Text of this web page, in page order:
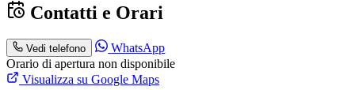
Contatti e Orari
Vedi telefono
WhatsApp
Orario di apertura non disponibile
Visualizza su Google Maps